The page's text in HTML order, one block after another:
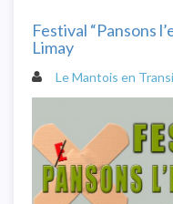
Festival “Pansons
Limay
Le Mantois en